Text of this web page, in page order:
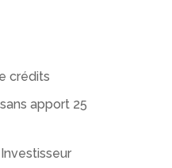
crédits
apport 25